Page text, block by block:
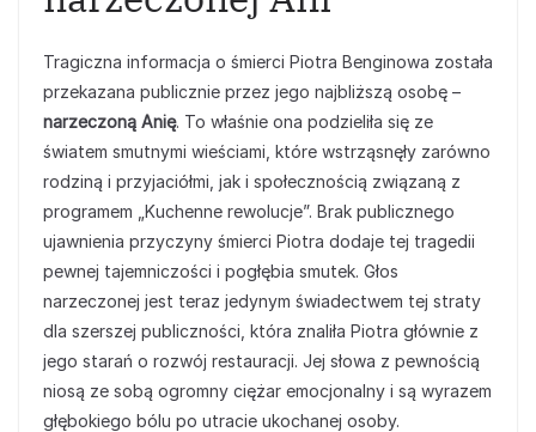
Tragiczna informacja o śmierci Piotra Benginowa została
przekazana publicznie przez jego najbliższą osobę –
narzeczoną Anię. To właśnie ona podzieliła się ze
światem smutnymi wieściami, które wstrząsnęły zarówno
rodziną i przyjaciółmi, jak i społecznością związaną z
programem „Kuchenne rewolucje”. Brak publicznego
ujawnienia przyczyny śmierci Piotra dodaje tej tragedii
pewnej tajemniczości i pogłębia smutek. Głos
narzeczonej jest teraz jedynym świadectwem tej straty
dla szerszej publiczności, która znaliła Piotra głównie z
jego starań o rozwój restauracji. Jej słowa z pewnością
niosą ze sobą ogromny ciężar emocjonalny i są wyrazem
głębokiego bólu po utracie ukochanej osoby.